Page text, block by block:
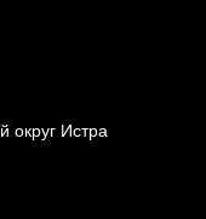
округ Истра